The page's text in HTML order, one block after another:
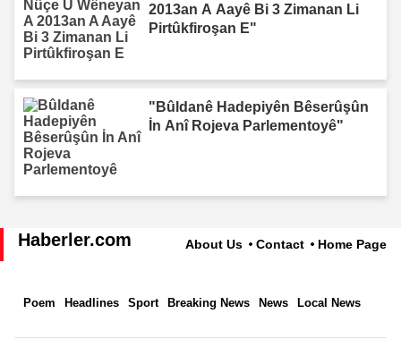
2013an A Aayê Bi 3 Zimanan Li
Pirtûkfiroşan E"
"Bûldanê Hadepiyên Bêserûşûn
İn Anî Rojeva Parlementoyê"
Haberler.com About Us Contact Home Page
Poem Headlines Sport Breaking News News Local News